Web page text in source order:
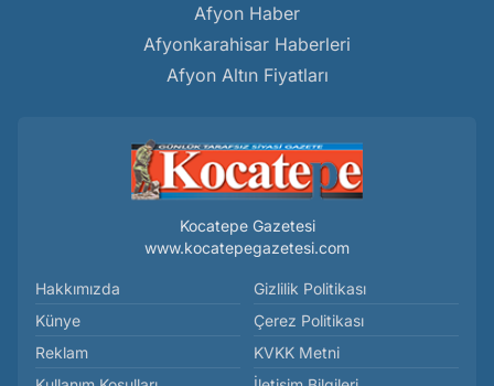
Afyon Haber
Afyonkarahisar Haberleri
Afyon Altın Fiyatları
Kocatepe Gazetesi
www.kocatepegazetesi.com
Hakkımızda
Künye
Reklam
Gizlilik Politikası
Çerez Politikası
KVKK Metni